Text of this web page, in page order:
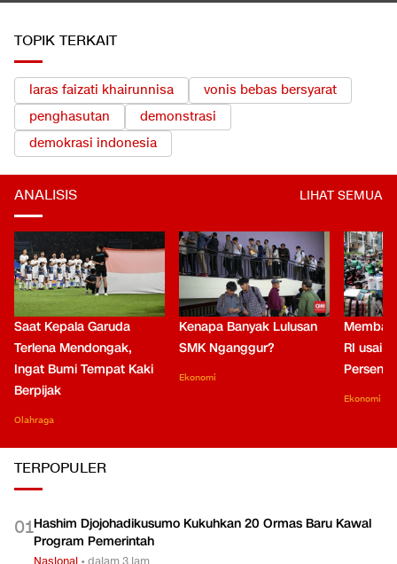
TOPIK TERKAIT
laras faizati khairunnisa
vonis bebas bersyarat
penghasutan
demonstrasi
demokrasi indonesia
ANALISIS LIHAT SEMUA
Saat Kepala Garuda
Terlena Mendongak,
Ingat Bumi Tempat Kaki
Berpijak
Olahraga
Kenapa Banyak Lulusan
SMK Nganggur?
Ekonomi
RI usai
Persen
Ekonomi
TERPOPULER
01Hashim Djojohadikusumo Kukuhkan 20 Ormas Baru Kawal
Program Pemerintah
Nasional •dalam 3 jam